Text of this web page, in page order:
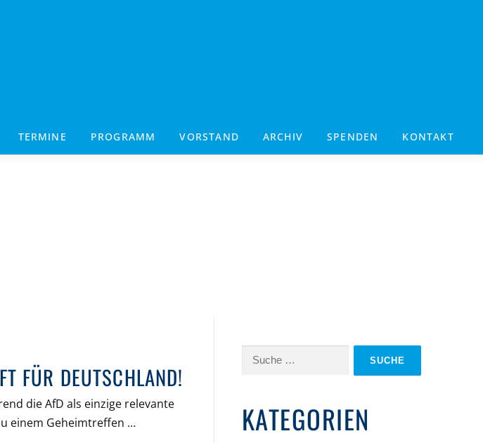
TERMINE PROGRAMM VORSTAND ARCHIV SPENDEN KONTAKT
FÜR DEUTSCHLAND!
die AfD als einzige relevante
einem Geheimtreffen …
Suche
KATEGORIEN